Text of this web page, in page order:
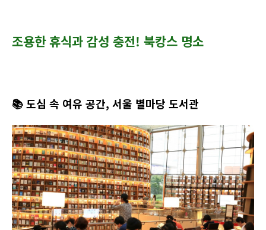
조용한 휴식과 감성 충전! 북캉스 명소
📚 도심 속 여유 공간, 서울 별마당 도서관